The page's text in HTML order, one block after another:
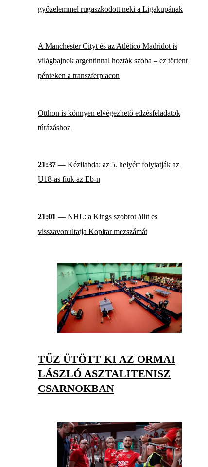
győzelemmel rugaszkodott neki a Ligakupának
A Manchester Cityt és az Atlético Madridot is
világbajnok argentinnal hozták szóba – ez történt
pénteken a transzferpiacon
Otthon is könnyen elvégezhető edzésfeladatok
túrázáshoz
21:37 — Kézilabda: az 5. helyért folytatják az
U18-as fiúk az Eb-n
21:01 — NHL: a Kings szobrot állít és
visszavonultatja Kopitar mezszámát
TŰZ ÜTÖTT KI AZ ORMAI
LÁSZLÓ ASZTALITENISZ
CSARNOKBAN